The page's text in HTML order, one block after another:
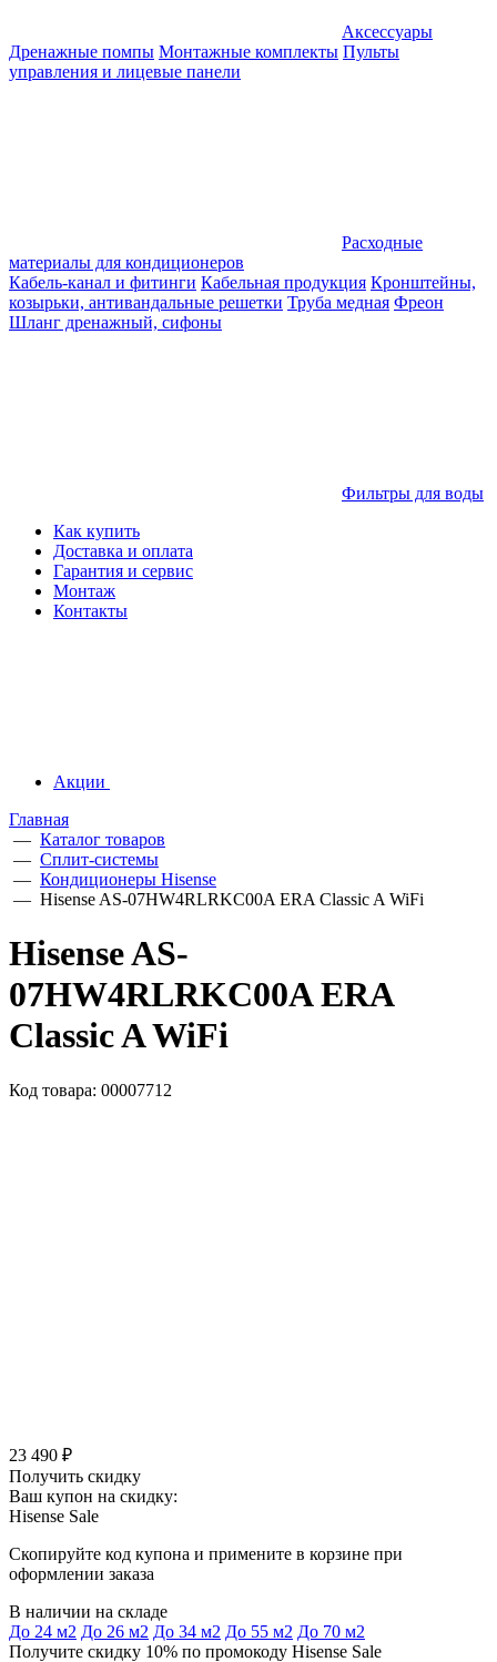
Аксессуары
Дренажные помпы Монтажные комплекты Пульты
управления и лицевые панели
Расходные
материалы для кондиционеров
Кабель-канал и фитинги Кабельная продукция Кронштейны,
козырьки, антивандальные решетки Труба медная Фреон
Шланг дренажный, сифоны
Фильтры для воды
Как купить
Доставка и оплата
Гарантия и сервис
Монтаж
Контакты
Акции
Главная
— Каталог товаров
— Сплит-системы
— Кондиционеры Hisense
— Hisense AS-07HW4RLRKC00A ERA Classic A WiFi
Hisense AS-
07HW4RLRKC00A ERA
Classic A WiFi
Код товара: 00007712
23 490 ₽
Получить скидку
Ваш купон на скидку:
Hisense Sale
Скопируйте код купона и примените в корзине при
оформлении заказа
В наличии на складе
До 24 м2 До 26 м2 До 34 м2 До 55 м2 До 70 м2
Получите скидку 10% по промокоду Hisense Sale